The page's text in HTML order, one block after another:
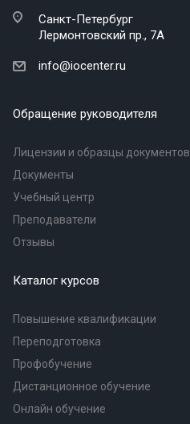
Санкт-Петербург
Лермонтовский пр., 7А
info@iocenter.ru
Обращение руководителя
Лицензии и образцы документов
Документы
Учебный центр
Преподаватели
Отзывы
Каталог курсов
Повышение квалификации
Переподготовка
Профобучение
Дистанционное обучение
Онлайн обучение